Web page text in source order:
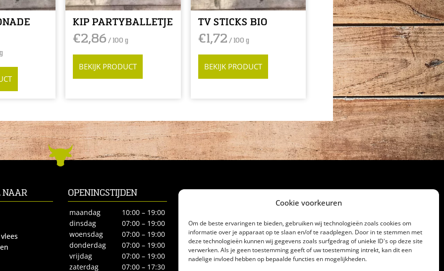
Cookie voorkeuren
Om de beste ervaringen te bieden, gebruiken wij technologieën zoals cookies om
informatie over je apparaat op te slaan en/of te raadplegen. Door in te stemmen met
deze technologieën kunnen wij gegevens zoals surfgedrag of unieke ID's op deze site
verwerken. Als je geen toestemming geeft of uw toestemming intrekt, kan dit een
nadelige invloed hebben op bepaalde functies en mogelijkheden.
KIP PARTYBALLETJE
€2,86 / 100 g
BEKIJK PRODUCT
TV STICKS BIO
€1,72 / 100 g
BEKIJK PRODUCT
NAAR OPENINGSTIJDEN
maandag
10:00 – 19:00
dinsdag
07:00 – 19:00
woensdag
07:00 – 19:00
donderdag
07:00 – 19:00
vrijdag
07:00 – 19:00
zaterdag
07:00 – 17:30
CONTACT
3572BE Utrecht
Tel.030-2732186
biologischeslagerij@gerrittakke.nl